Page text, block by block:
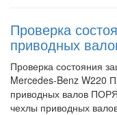
Проверка
приводных
Проверка состояния
Mercedes-Benz W220
приводных валов
чехлы приводных